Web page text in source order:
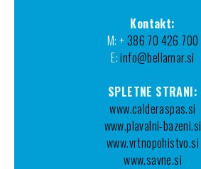
Kontakt:
M: +386 70 426 700
E:info@bellamar.si
SPLETNE STRANI:
www.calderaspas.si
www.plavalni-bazeni.si
www.vrtnopohistvo.si
www.savne.si